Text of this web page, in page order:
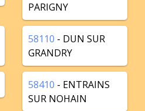
PARIGNY
58110 - DUN SUR
GRANDRY
58410 - ENTRAINS
SUR NOHAIN